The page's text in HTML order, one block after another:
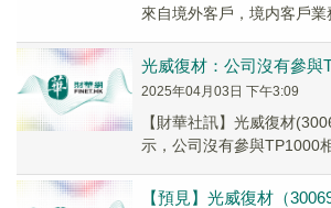
來自境外客戶，境内客戶業
光威復材：公司沒有參與
2025年04月03日 下午3:09
【財華社訊】光威復材
示，公司沒有參與TP1000
【預見】光威復材（